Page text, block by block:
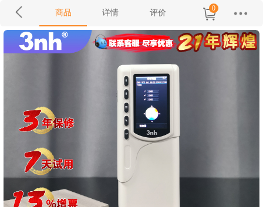
商品 详情 评价 0